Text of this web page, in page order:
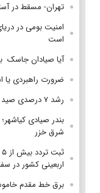
تهران- مسقط در
امنیت بومی در
است
آیا صیادان جاسک
ضرورت راهبردی یا
رشد ۷ درصدی صید آبزیان کشور در سال ۱۴۰۴
بندر صیادی
شرق خزر
اربعینی کشور در
برق خط مقدم